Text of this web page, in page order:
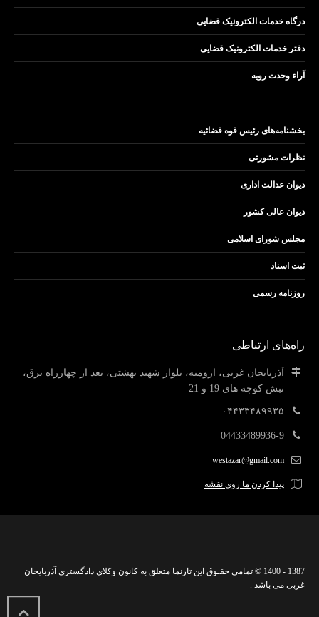
درگاه خدمات الکترونیک قضایی
دفتر خدمات الکترونیک قضایی
آراء وحدت رویه
بخشنامه‌های رئیس قوه قضائیه
نظرات مشورتی
دیوان عدالت اداری
دیوان عالی کشور
مجلس شورای اسلامی
ثبت اسناد
روزنامه رسمی
راه‌های ارتباطی
آذربایجان غربی، ارومیه، بلوار شهید بهشتی، بعد از چهارراه برق،
نبش کوچه های 19 و 21
۰۴۴۳۳۴۸۹۹۳۵
04433489936-9
westazar@gmail.com
پیدا کردن ما روی نقشه
1387 - 1400 © تمامی حقـوق این تارنما متعلق به کانون وکلای دادگستری آذربایجان
غربی می باشد .